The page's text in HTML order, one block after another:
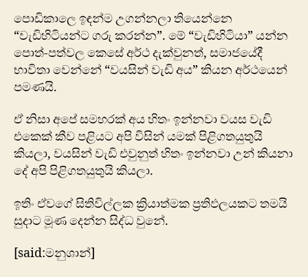
පොඩිකාලෙ ඉඳන්ම උගන්නලා තියෙන්නෙ
“වැඩිහිටියන්ට ගරු කරන්න”. මේ “වැඩිහිටියා” යන්න
පොත්-පත්වල කෙසේ අර්ථ දැක්වුනත්, සමාජයේදී
භාවිතා වෙන්නේ “වයසින් වැඩි අය” කියන අර්ථයෙන්
පමණයි.
ඒ නිසා අපේ සමහරක් අය හිතං ඉන්නවා වයස වැඩි
එකෙක් කීව පළියට අපි විසින් යමක් පිළිගතයුතුයි
කියලා, වයසින් වැඩි එවුනුත් හිතං ඉන්නවා උන් කියනා
දේ අපි පිළිගතයුතුයි කියලා.
ඉතිං ඒවගේ සිතිවිල්ලක ක්‍රියාත්මක ප්‍රතිඵලයකට තමයි
සුදාට මූණ දෙන්න සිද්ධ වුනේ.
[said:මනුශාන්]